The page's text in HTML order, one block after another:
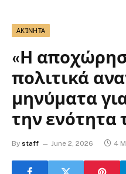
ΑΚΊΝΗΤΑ
«Η
πολιτικά
μηνύματα
την ενότητα
By staff June 2, 2026 4